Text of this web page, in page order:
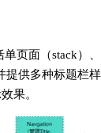
页面（stack）
供多种标题栏
果。